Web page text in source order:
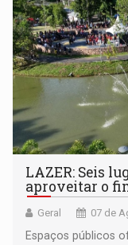
LAZER: Seis
aproveitar o
Geral 07 de
Espaços públicos